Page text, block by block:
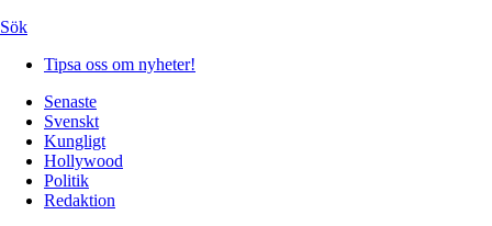
Sök
Tipsa oss om nyheter!
Senaste
Svenskt
Kungligt
Hollywood
Politik
Redaktion